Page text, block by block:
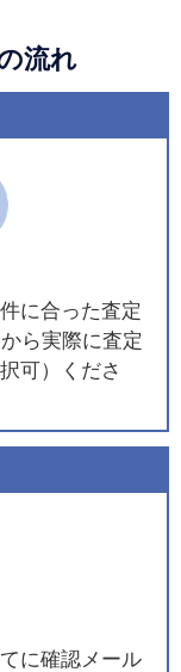
流れ
に合った査定
ら実際に査定
可）くださ
に確認メール